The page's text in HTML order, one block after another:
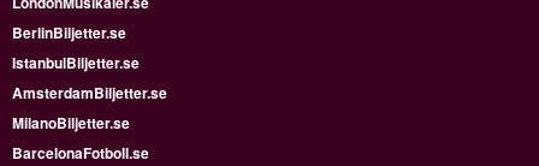
BerlinBiljetter.se
IstanbulBiljetter.se
AmsterdamBiljetter.se
MilanoBiljetter.se
BarcelonaFotboll.se